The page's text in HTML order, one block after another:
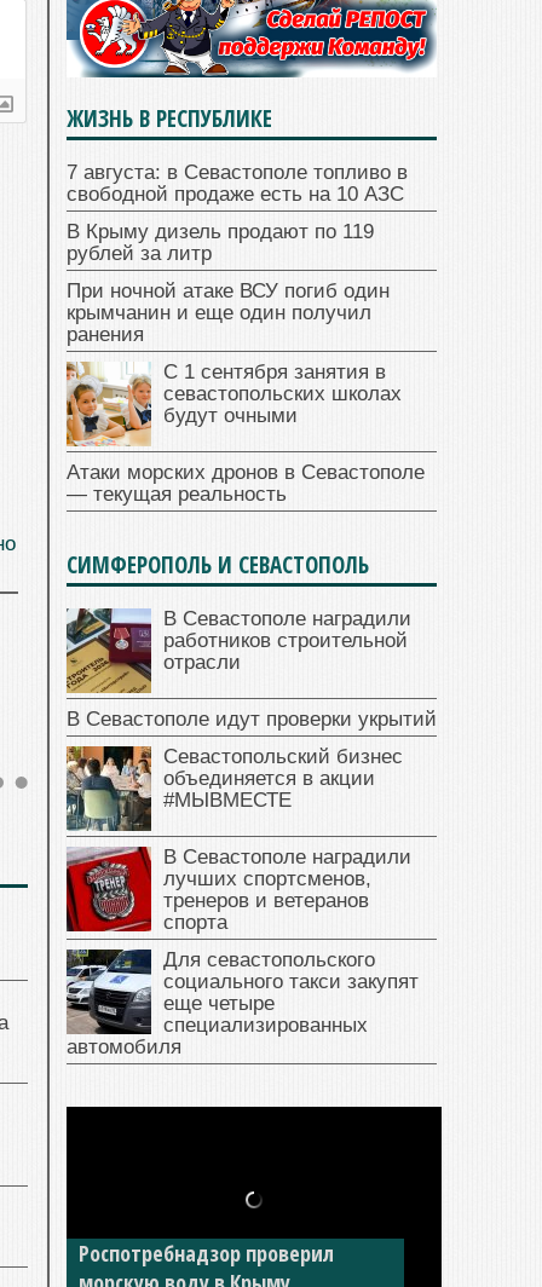
ЖИЗНЬ В РЕСПУБЛИКЕ
7 августа: в Севастополе топливо в
свободной продаже есть на 10 АЗС
В Крыму дизель продают по 119
рублей за литр
При ночной атаке ВСУ погиб один
крымчанин и еще один получил
ранения
С 1 сентября занятия в
севастопольских школах
будут очными
Атаки морских дронов в Севастополе
— текущая реальность
СИМФЕРОПОЛЬ И СЕВАСТОПОЛЬ
В Севастополе наградили
работников строительной
отрасли
В Севастополе идут проверки укрытий
Севастопольский бизнес
объединяется в акции
#МЫВМЕСТЕ
В Севастополе наградили
лучших спортсменов,
тренеров и ветеранов
спорта
Для севастопольского
социального такси закупят
еще четыре
специализированных
автомобиля
Роспотребнадзор проверил